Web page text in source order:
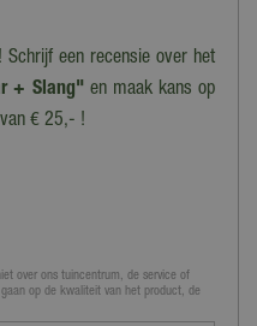
Schrijf een recensie over het
+ Slang"en maak kans op
€ 25,- !
over ons tuincentrum, de service of
op de kwaliteit van het product, de